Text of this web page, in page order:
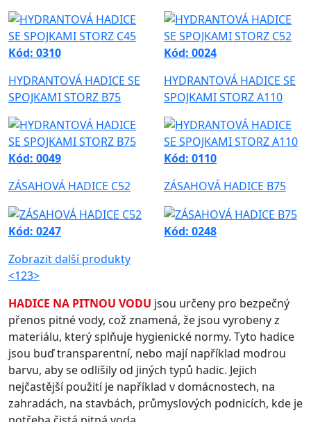
Kód: 0310
Kód: 0024
HYDRANTOVÁ HADICE SE
SPOJKAMI STORZ B75
Kód: 0049
HYDRANTOVÁ HADICE SE
SPOJKAMI STORZ A110
Kód: 0110
ZÁSAHOVÁ HADICE C52
Kód: 0247
ZÁSAHOVÁ HADICE B75
Kód: 0248
Zobrazit další produkty
<123>
HADICE NA PITNOU VODU jsou určeny pro bezpečný
přenos pitné vody, což znamená, že jsou vyrobeny z
materiálu, který splňuje hygienické normy. Tyto hadice
jsou buď transparentní, nebo mají například modrou
barvu, aby se odlišily od jiných typů hadic. Jejich
nejčastější použití je například v domácnostech, na
zahradách, na stavbách, průmyslových podnicích, kde je